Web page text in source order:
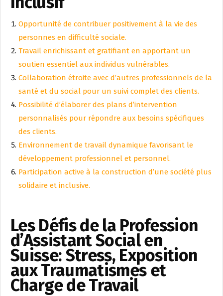
Opportunité de contribuer positivement à la vie des
personnes en difficulté sociale.
Travail enrichissant et gratifiant en apportant un
soutien essentiel aux individus vulnérables.
Collaboration étroite avec d’autres professionnels de la
santé et du social pour un suivi complet des clients.
Possibilité d’élaborer des plans d’intervention
personnalisés pour répondre aux besoins spécifiques
des clients.
Environnement de travail dynamique favorisant le
développement professionnel et personnel.
Participation active à la construction d’une société plus
solidaire et inclusive.
Les Défis de la Profession
d’Assistant Social en
Suisse: Stress, Exposition
aux Traumatismes et
Charge de Travail